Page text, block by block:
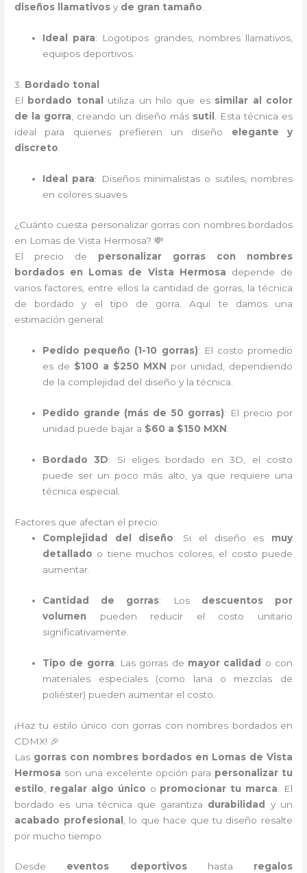
diseños llamativos y de gran tamaño
Ideal para: Logotipos grandes, nombres llamativos,
equipos deportivos.
3. Bordado tonal
El
bordado tonal utiliza un hilo que es similar al color
de la gorra , creando un diseño más sutil
. Esta técnica es
ideal para quienes prefieren un diseño elegante y
discreto
Ideal para: Diseños minimalistas o sutiles, nombres
en colores suaves.
¿Cuánto cuesta personalizar gorras con nombres bordados
en Lomas de Vista Hermosa? 💸
El precio de personalizar gorras con nombres
bordados en Lomas de Vista Hermosa depende de
varios factores, entre ellos la cantidad de gorras, la técnica
de bordado y el tipo de gorra. Aquí te damos una
estimación general:
Pedido pequeño (1-10 gorras): El costo promedio
es de $100 a $250 MXN por unidad, dependiendo
de la complejidad del diseño y la técnica.
Pedido grande (más de 50 gorras): El precio por
unidad puede bajar a $60 a $150 MXN
Bordado 3D: Si eliges bordado en 3D, el costo
puede ser un poco más alto, ya que requiere una
técnica especial.
Factores que afectan el precio:
Complejidad del diseño: Si el diseño es muy
detallado o tiene muchos colores, el costo puede
aumentar.
Cantidad de gorras: Los descuentos por
volumen pueden reducir el costo unitario
significativamente.
Tipo de gorra: Las gorras de mayor calidad
o con
materiales especiales (como lana o mezclas de
poliéster) pueden aumentar el costo.
¡Haz tu estilo único con gorras con nombres bordados en
CDMX! 🎉
Las gorras con nombres bordados en Lomas de Vista
Hermosa son una excelente opción para personalizar tu
estilo
regalar algo único o promocionar tu marca . El
bordado es una técnica que garantiza durabilidad y un
acabado profesional , lo que hace que tu diseño resalte
por mucho tiempo.
Desde eventos deportivoshasta regalos